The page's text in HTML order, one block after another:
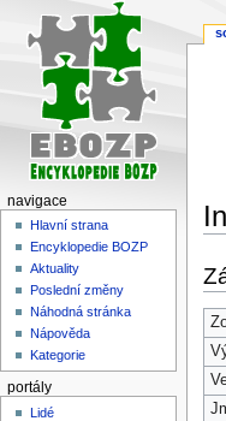
na
na
navigace
Hlavní strana
Encyklopedie BOZP
Aktuality
Poslední změny
Náhodná stránka
Nápověda
Kategorie
portály
Lidé